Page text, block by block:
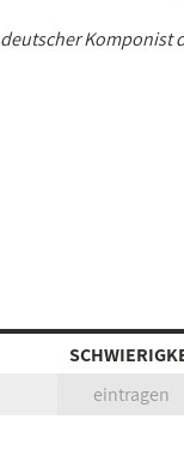
deutscher Komponist
eintragen